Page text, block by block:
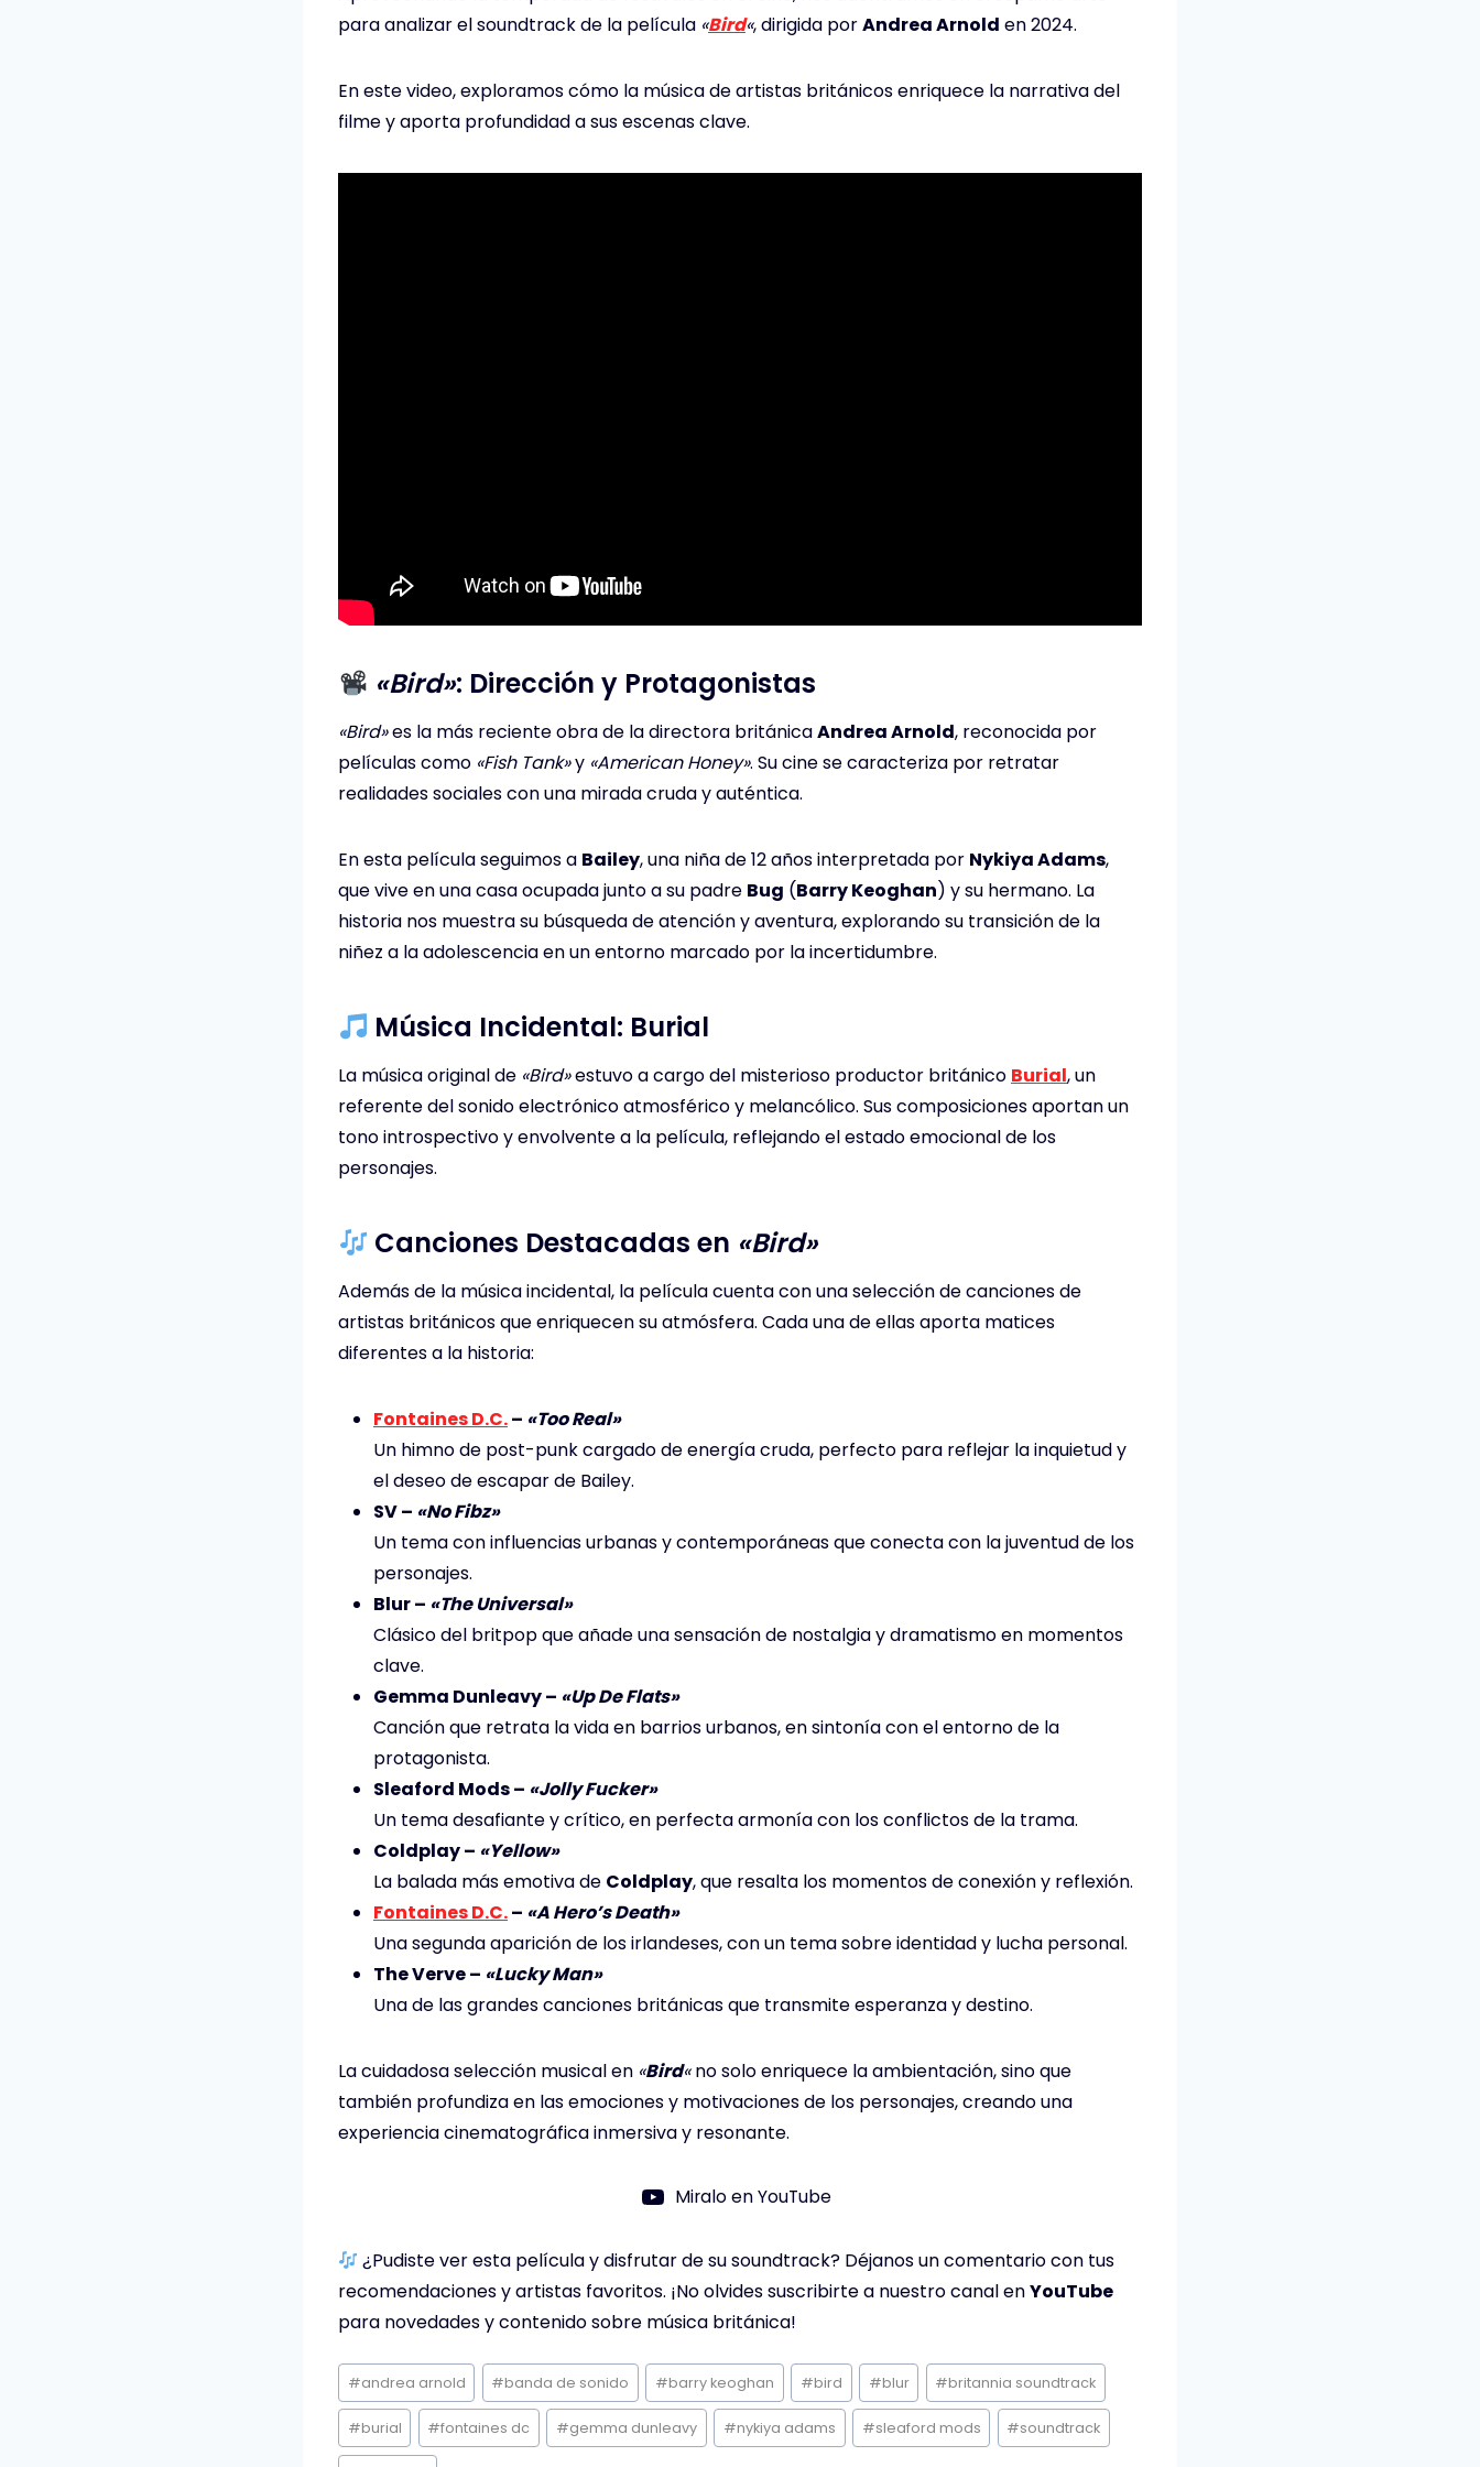
para analizar el soundtrack de la película «Bird«, dirigida porAndrea Arnold en 2024.
En este video, exploramos cómo la música de artistas británicos enriquece la narrativa del
filme y aporta profundidad a sus escenas clave.
«Bird»: Dirección y Protagonistas
«Bird»es la más reciente obra de la directora británicaAndrea Arnold, reconocida por
películas como «Fish Tank»y «American Honey». Su cine se caracteriza por retratar
realidades sociales con una mirada cruda y auténtica.
En esta película seguimos a Bailey, una niña de 12 años interpretada por Nykiya Adams,
que vive en una casa ocupada junto a su padre Bug (Barry Keoghan) y su hermano. La
historia nos muestra su búsqueda de atención y aventura, explorando su transición de la
niñez a la adolescencia en un entorno marcado por la incertidumbre.
Música Incidental: Burial
La música original de «Bird»estuvo a cargo del misterioso productor británico Burial, un
referente del sonido electrónico atmosférico y melancólico. Sus composiciones aportan un
tono introspectivo y envolvente a la película, reflejando el estado emocional de los
personajes.
Canciones Destacadas en «Bird»
Además de la música incidental, la película cuenta con una selección de canciones de
artistas británicos que enriquecen su atmósfera. Cada una de ellas aporta matices
diferentes a la historia:
Fontaines D.C.– «Too Real»
Un himno de post-punk cargado de energía cruda, perfecto para reflejar la inquietud y
el deseo de escapar de Bailey.
SV – «No Fibz»
Un tema con influencias urbanas y contemporáneas que conecta con la juventud de los
personajes.
Blur – «The Universal»
Clásico del britpop que añade una sensación de nostalgia y dramatismo en momentos
clave.
Gemma Dunleavy – «Up De Flats»
Canción que retrata la vida en barrios urbanos, en sintonía con el entorno de la
protagonista.
Sleaford Mods – «Jolly Fucker»
Un tema desafiante y crítico, en perfecta armonía con los conflictos de la trama.
Coldplay – «Yellow»
La balada más emotiva de Coldplay, que resalta los momentos de conexión y reflexión.
Fontaines D.C.– «A Hero’s Death»
Una segunda aparición de los irlandeses, con un tema sobre identidad y lucha personal.
The Verve – «Lucky Man»
Una de las grandes canciones británicas que transmite esperanza y destino.
La cuidadosa selección musical en «Bird«no solo enriquece la ambientación, sino que
también profundiza en las emociones y motivaciones de los personajes, creando una
experiencia cinematográfica inmersiva y resonante.
Miralo en YouTube
¿Pudiste ver esta película y disfrutar de su soundtrack? Déjanos un comentario con tus
recomendaciones y artistas favoritos. ¡No olvides suscribirte a nuestro canal enYouTube
para novedades y contenido sobre música británica!
Etiquetas
de
la
#andrea arnold #banda de sonido #barry keoghan #bird #blur #britannia soundtrack
#burial #fontaines dc #gemma dunleavy #nykiya adams #sleaford mods #soundtrack